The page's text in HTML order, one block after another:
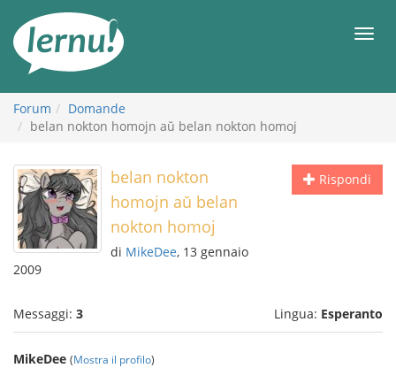
all’indice
Forum
Domande
belan nokton homojn aŭ belan nokton homoj
Rispondi
belan nokton
homojn aŭ belan
nokton homoj
di MikeDee, 13 gennaio
2009
Messaggi: 3 Lingua: Esperanto
MikeDee (Mostra il profilo)